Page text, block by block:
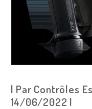
| Par Contrôles
14/06/2022 |